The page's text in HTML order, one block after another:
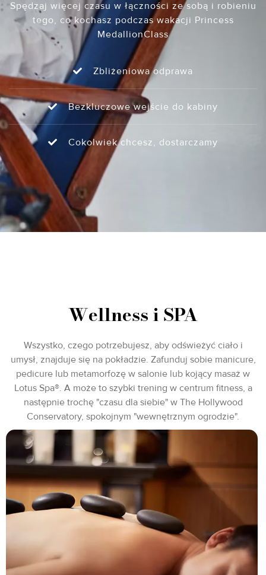
Spędzaj więcej czasu w łączności ze sobą i robieniu
tego, co kochasz podczas wakacji Princess
MedallionClass
Zbliżeniowa odprawa
Bezkluczowe wejście do kabiny
Cokolwiek chcesz, dostarczamy
Wellness i SPA
Wszystko, czego potrzebujesz, aby odświeżyć ciało i
umysł, znajduje się na pokładzie. Zafunduj sobie manicure,
pedicure lub metamorfozę w salonie lub kojący masaż w
Lotus Spa®. A może to szybki trening w centrum fitness, a
następnie trochę "czasu dla siebie" w The Hollywood
Conservatory, spokojnym "wewnętrznym ogrodzie".